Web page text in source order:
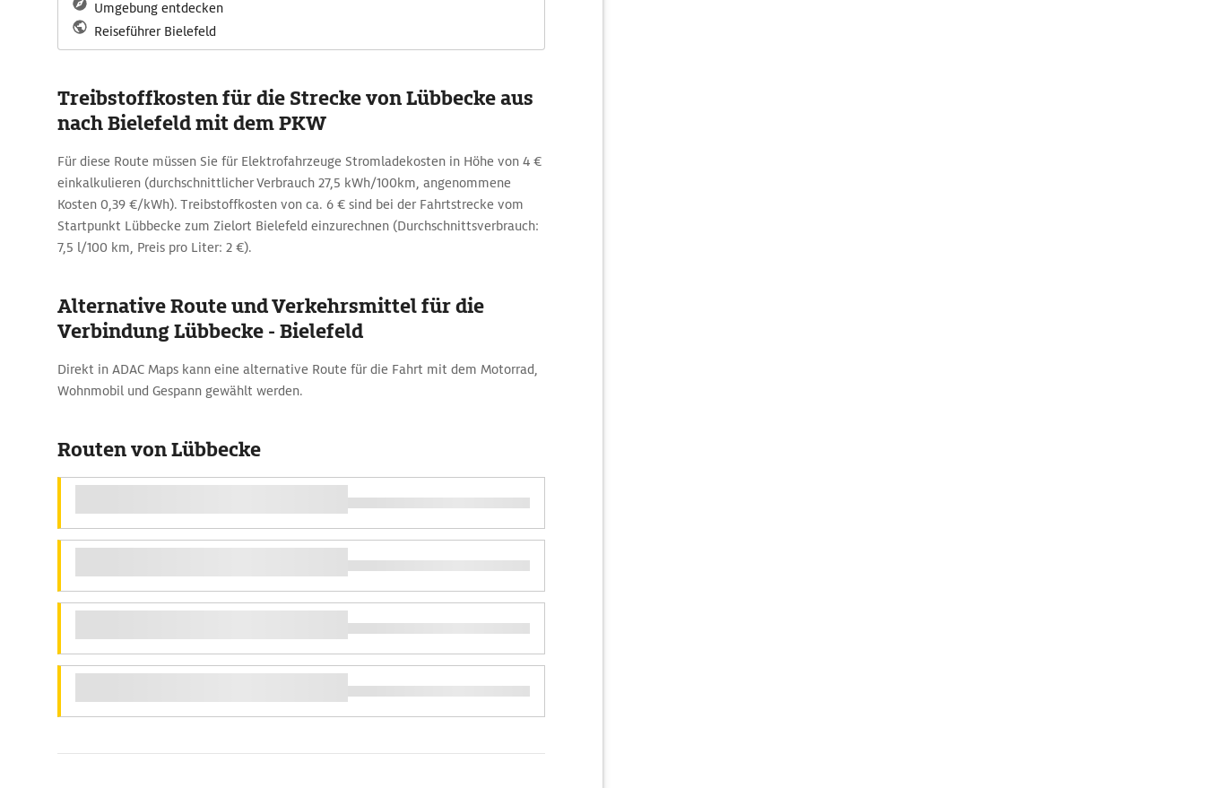
Umgebung entdecken
Reiseführer Bielefeld
Treibstoffkosten für die Strecke von Lübbecke aus
nach Bielefeld mit dem PKW
Für diese Route müssen Sie für Elektrofahrzeuge Stromladekosten in Höhe von 4 €
einkalkulieren (durchschnittlicher Verbrauch 27,5 kWh/100km, angenommene
Kosten 0,39 €/kWh). Treibstoffkosten von ca. 6 € sind bei der Fahrtstrecke vom
Startpunkt Lübbecke zum Zielort Bielefeld einzurechnen (Durchschnittsverbrauch:
7,5 l/100 km, Preis pro Liter: 2 €).
Alternative Route und Verkehrsmittel für die
Verbindung Lübbecke - Bielefeld
Direkt in ADAC Maps kann eine alternative Route für die Fahrt mit dem Motorrad,
Wohnmobil und Gespann gewählt werden.
Routen von Lübbecke